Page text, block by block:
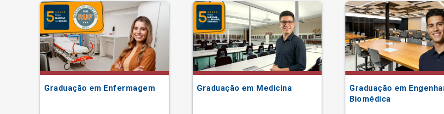
Graduação em Enfermagem Graduação em Medicina
Graduação em
Biomédica